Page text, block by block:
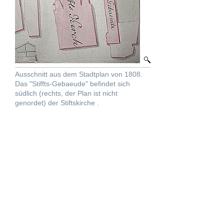
Ausschnitt aus dem Stadtplan von 1808.
Das "Stiffts-Gebaeude" befindet sich
südlich (rechts, der Plan ist nicht
genordet) der Stiftskirche .